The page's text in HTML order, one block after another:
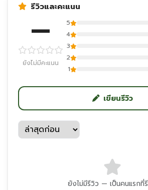
รีวิวและคะแนน
—
ยังไม่มีคะแนน
5
4
3
2
1
เขียนรีวิว
ยังไม่มีรีวิว — เป็นคนแรกที่